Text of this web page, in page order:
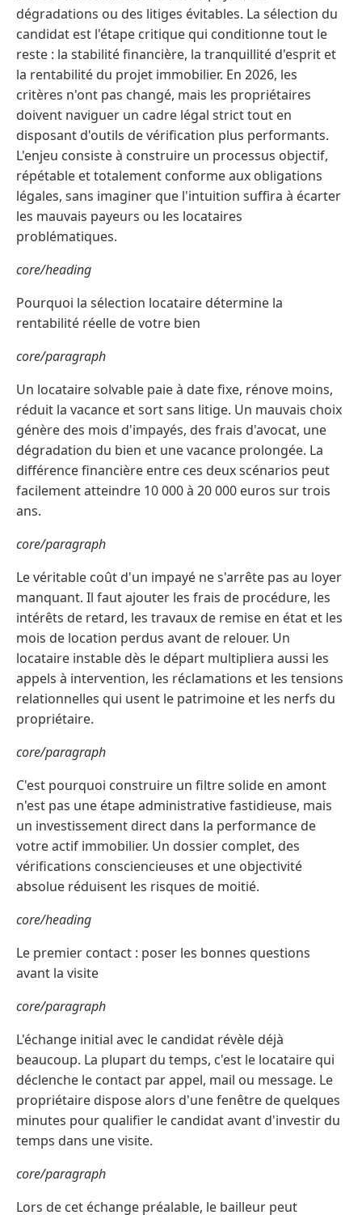
dégradations ou des litiges évitables. La sélection du
candidat est l'étape critique qui conditionne tout le
reste : la stabilité financière, la tranquillité d'esprit et
la rentabilité du projet immobilier. En 2026, les
critères n'ont pas changé, mais les propriétaires
doivent naviguer un cadre légal strict tout en
disposant d'outils de vérification plus performants.
L'enjeu consiste à construire un processus objectif,
répétable et totalement conforme aux obligations
légales, sans imaginer que l'intuition suffira à écarter
les mauvais payeurs ou les locataires
problématiques.
core/heading
Pourquoi la sélection locataire détermine la
rentabilité réelle de votre bien
core/paragraph
Un locataire solvable paie à date fixe, rénove moins,
réduit la vacance et sort sans litige. Un mauvais choix
génère des mois d'impayés, des frais d'avocat, une
dégradation du bien et une vacance prolongée. La
différence financière entre ces deux scénarios peut
facilement atteindre 10 000 à 20 000 euros sur trois
ans.
core/paragraph
Le véritable coût d'un impayé ne s'arrête pas au loyer
manquant. Il faut ajouter les frais de procédure, les
intérêts de retard, les travaux de remise en état et les
mois de location perdus avant de relouer. Un
locataire instable dès le départ multipliera aussi les
appels à intervention, les réclamations et les tensions
relationnelles qui usent le patrimoine et les nerfs du
propriétaire.
core/paragraph
C'est pourquoi construire un filtre solide en amont
n'est pas une étape administrative fastidieuse, mais
un investissement direct dans la performance de
votre actif immobilier. Un dossier complet, des
vérifications consciencieuses et une objectivité
absolue réduisent les risques de moitié.
core/heading
Le premier contact : poser les bonnes questions
avant la visite
core/paragraph
L'échange initial avec le candidat révèle déjà
beaucoup. La plupart du temps, c'est le locataire qui
déclenche le contact par appel, mail ou message. Le
propriétaire dispose alors d'une fenêtre de quelques
minutes pour qualifier le candidat avant d'investir du
temps dans une visite.
core/paragraph
Lors de cet échange préalable, le bailleur peut